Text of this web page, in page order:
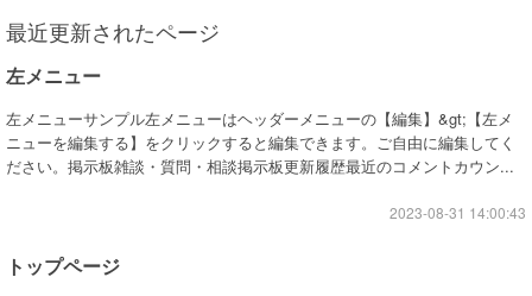
最近更新されたページ
左メニュー
左メニューサンプル左メニューはヘッダーメニューの【編集】&gt;【左メ
ニューを編集する】をクリックすると編集できます。ご自由に編集してく
ださい。掲示板雑談・質問・相談掲示板更新履歴最近のコメントカウン...
2023-08-31 14:00:43
トップページ